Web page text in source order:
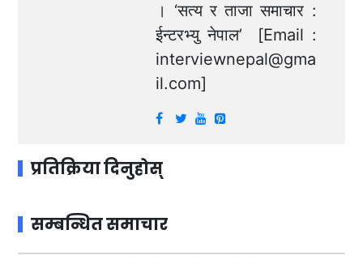
। ‘सत्य र ताजा समाचार :
ईन्टरभ्यु नेपाल’ [Email :
interviewnepal@gma
il.com]
प्रतिक्रिया दिनुहोस्
सम्बन्धित समाचार